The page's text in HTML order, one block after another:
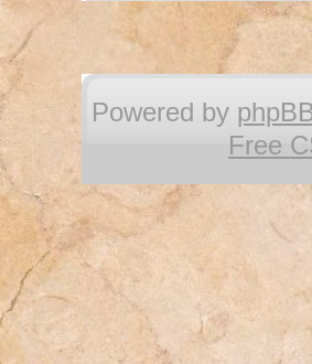
Powered by
Free